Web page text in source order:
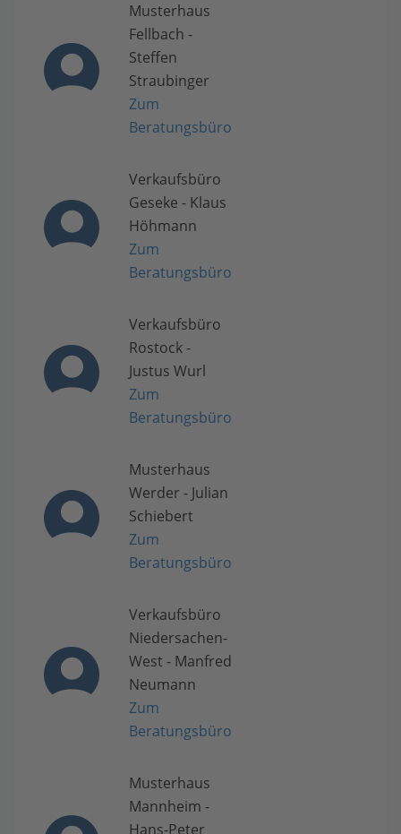
Musterhaus
Fellbach -
Steffen
Straubinger
Zum
Beratungsbüro
Verkaufsbüro
Geseke - Klaus
Höhmann
Zum
Beratungsbüro
Verkaufsbüro
Rostock -
Justus Wurl
Zum
Beratungsbüro
Musterhaus
Werder - Julian
Schiebert
Zum
Beratungsbüro
Verkaufsbüro
Niedersachen-
West - Manfred
Neumann
Zum
Beratungsbüro
Musterhaus
Mannheim -
Hans-Peter